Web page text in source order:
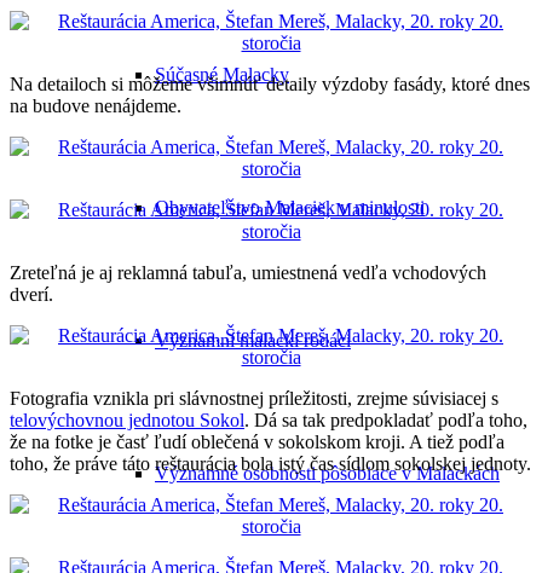
Súčasné Malacky
Obyvateľstvo Malaciek v minulosti
Významní malackí rodáci
Významné osobnosti pôsobiace v Malackách
Na detailoch si môžeme všimnúť detaily výzdoby fasády, ktoré dnes
na budove nenájdeme.
Zreteľná je aj reklamná tabuľa, umiestnená vedľa vchodových
dverí.
Fotografia vznikla pri slávnostnej príležitosti, zrejme súvisiacej s
telovýchovnou jednotou Sokol. Dá sa tak predpokladať podľa toho,
že na fotke je časť ľudí oblečená v sokolskom kroji. A tiež podľa
toho, že práve táto reštaurácia bola istý čas sídlom sokolskej jednoty.